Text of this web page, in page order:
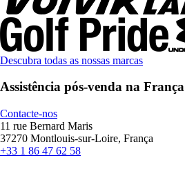
Descubra todas as nossas marcas
Assistência pós-venda na França
Contacte-nos
11 rue Bernard Maris
37270 Montlouis-sur-Loire, França
+33 1 86 47 62 58